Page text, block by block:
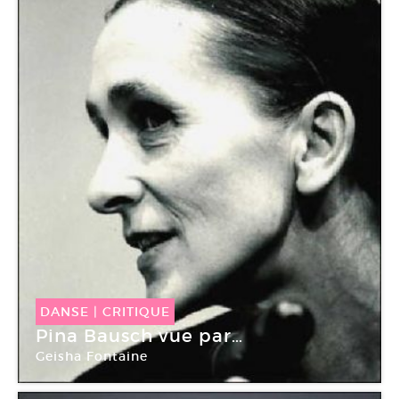
DANSE | CRITIQUE
Pina Bausch vue par…
Geisha Fontaine